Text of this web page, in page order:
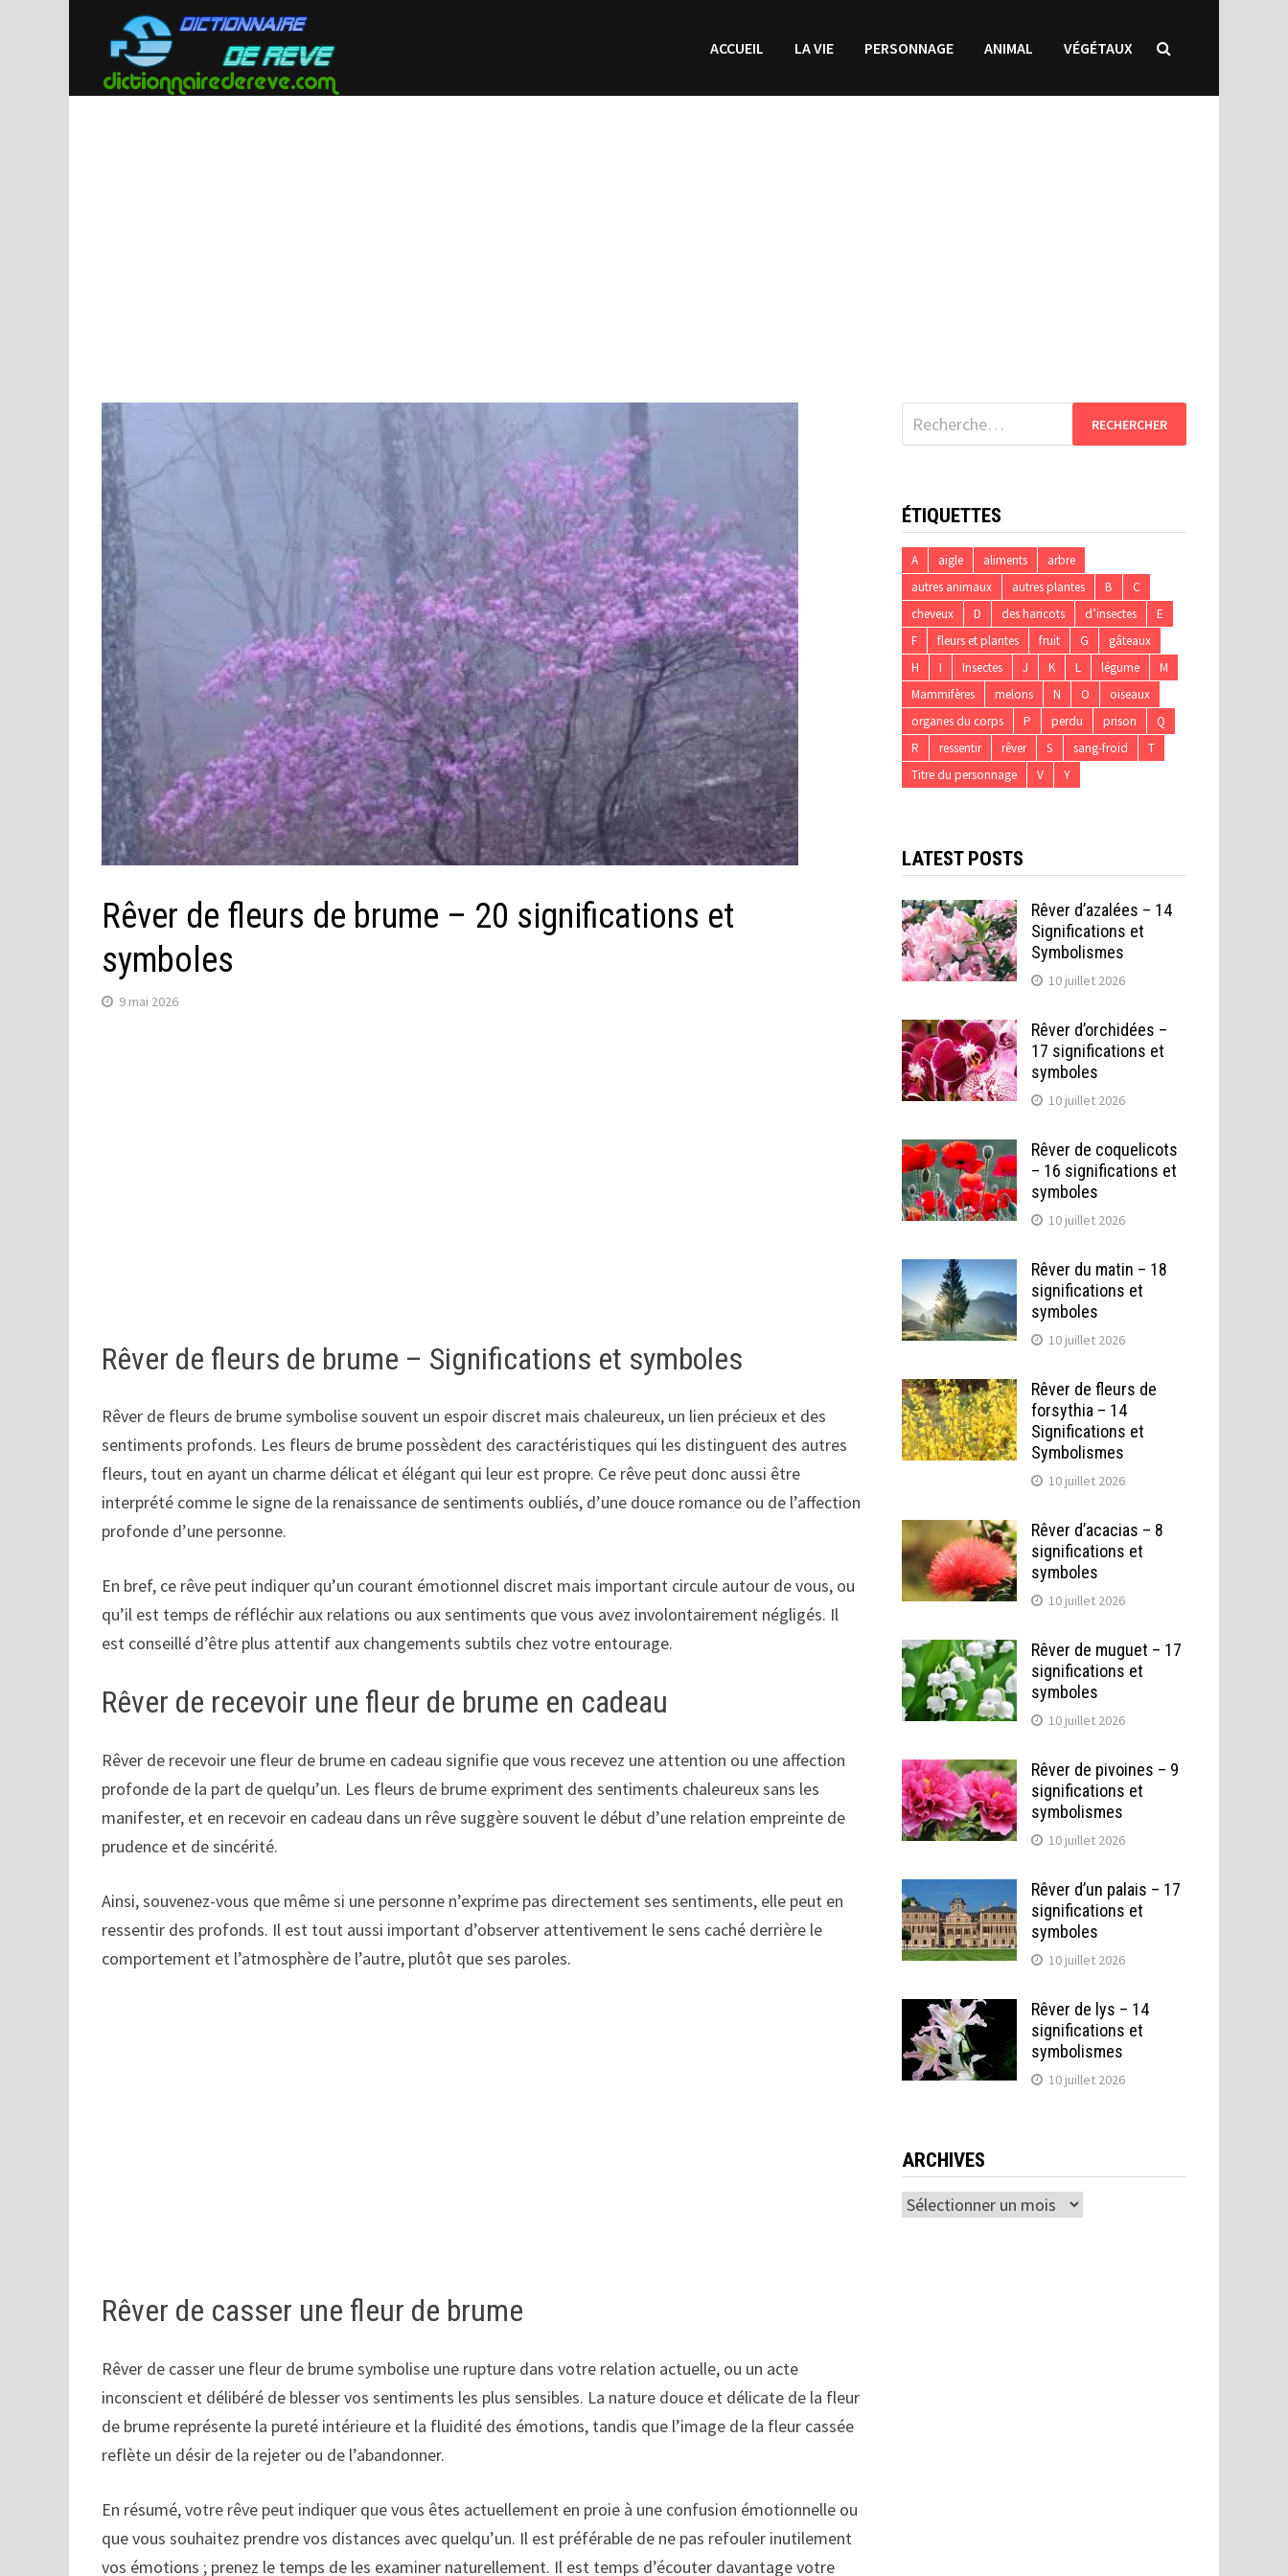
contenu
ACCUEIL LA VIE PERSONNAGE ANIMAL VÉGÉTAUX
Rêver de fleurs de brume – 20 significations et
symboles
9 mai 2026
Rêver de fleurs de brume – Significations et symboles
Rêver de fleurs de brume symbolise souvent un espoir discret mais chaleureux, un lien précieux et des
sentiments profonds. Les fleurs de brume possèdent des caractéristiques qui les distinguent des autres
fleurs, tout en ayant un charme délicat et élégant qui leur est propre. Ce rêve peut donc aussi être
interprété comme le signe de la renaissance de sentiments oubliés, d’une douce romance ou de l’affection
profonde d’une personne.
En bref, ce rêve peut indiquer qu’un courant émotionnel discret mais important circule autour de vous, ou
qu’il est temps de réfléchir aux relations ou aux sentiments que vous avez involontairement négligés. Il
est conseillé d’être plus attentif aux changements subtils chez votre entourage.
Rêver de recevoir une fleur de brume en cadeau
Rêver de recevoir une fleur de brume en cadeau signifie que vous recevez une attention ou une affection
profonde de la part de quelqu’un. Les fleurs de brume expriment des sentiments chaleureux sans les
manifester, et en recevoir en cadeau dans un rêve suggère souvent le début d’une relation empreinte de
prudence et de sincérité.
Ainsi, souvenez-vous que même si une personne n’exprime pas directement ses sentiments, elle peut en
ressentir des profonds. Il est tout aussi important d’observer attentivement le sens caché derrière le
comportement et l’atmosphère de l’autre, plutôt que ses paroles.
Rêver de casser une fleur de brume
Rêver de casser une fleur de brume symbolise une rupture dans votre relation actuelle, ou un acte
inconscient et délibéré de blesser vos sentiments les plus sensibles. La nature douce et délicate de la fleur
de brume représente la pureté intérieure et la fluidité des émotions, tandis que l’image de la fleur cassée
reflète un désir de la rejeter ou de l’abandonner.
En résumé, votre rêve peut indiquer que vous êtes actuellement en proie à une confusion émotionnelle ou
que vous souhaitez prendre vos distances avec quelqu’un. Il est préférable de ne pas refouler inutilement
vos émotions ; prenez le temps de les examiner naturellement. Il est temps d’écouter davantage votre
Rechercher :
ÉTIQUETTES
A aigle aliments
arbre
autres animaux
autres plantes B
C
cheveux
D des haricots d’insectes
E
F
fleurs et plantes fruit G
gâteaux
H
I Insectes J K L légume
M
Mammifères
melons N O
oiseaux
organes du corps
P perdu prison
Q
R
ressentir rêver S sang-froid
T
Titre du personnage
V Y
LATEST POSTS
Rêver d’azalées – 14
Significations et
Symbolismes
10 juillet 2026
Rêver d’orchidées –
17 significations et
symboles
10 juillet 2026
Rêver de coquelicots
– 16 significations et
symboles
10 juillet 2026
Rêver du matin – 18
significations et
symboles
10 juillet 2026
Rêver de fleurs de
forsythia – 14
Significations et
Symbolismes
10 juillet 2026
Rêver d’acacias – 8
significations et
symboles
10 juillet 2026
Rêver de muguet – 17
significations et
symboles
10 juillet 2026
Rêver de pivoines – 9
significations et
symbolismes
10 juillet 2026
Rêver d’un palais – 17
significations et
symboles
10 juillet 2026
Rêver de lys – 14
significations et
symbolismes
10 juillet 2026
ARCHIVES
Archives